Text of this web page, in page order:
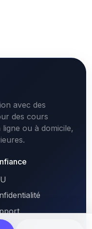
avec des
des cours
ou à domicile,